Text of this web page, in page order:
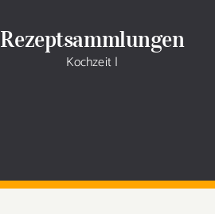
Rezeptsammlungen
Kochzeit|